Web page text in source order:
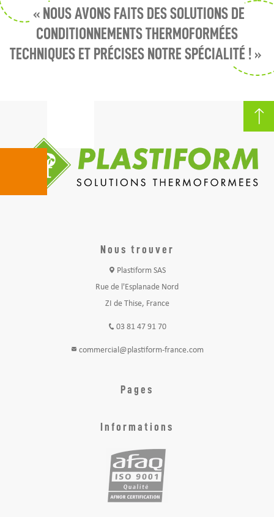
« NOUS AVONS FAITS DES SOLUTIONS DE
CONDITIONNEMENTS THERMOFORMÉES
TECHNIQUES ET PRÉCISES NOTRE SPÉCIALITÉ ! »
Nous trouver
Plastiform SAS
Rue de l'Esplanade Nord
ZI de Thise, France
03 81 47 91 70
commercial@plastiform-france.com
Pages
Informations